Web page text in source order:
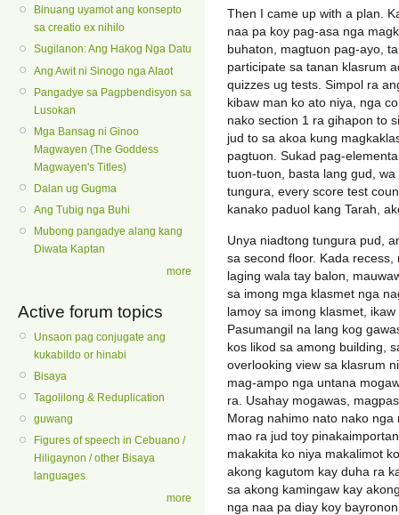
Binuang uyamot ang konsepto
sa creatio ex nihilo
Sugilanon: Ang Hakog Nga Datu
Ang Awit ni Sinogo nga Alaot
Pangadye sa Pagpbendisyon sa
Lusokan
Mga Bansag ni Ginoo
Magwayen (The Goddess
Magwayen's Titles)
Dalan ug Gugma
Ang Tubig nga Buhi
Mubong pangadye alang kang
Diwata Kaptan
more
Active forum topics
Unsaon pag conjugate ang
kukabildo or hinabi
Bisaya
Tagolilong & Reduplication
guwang
Figures of speech in Cebuano /
Hiligaynon / other Bisaya
languages
more
Then I came up with a plan.
naa pa koy pag-asa nga
buhaton, magtuon pag-ayo,
participate sa tanan klasrum
quizzes ug tests. Simpol ra
kibaw man ko ato niya, nga
nako section 1 ra gihapon to
jud to sa akoa kung
pagtuon. Sukad pag-
tuon-tuon, basta lang gud,
tungura, every score test
kanako paduol kang Tarah,
Unya niadtong tungura pud,
sa second floor. Kada
laging wala tay balon,
sa imong mga klasmet nga
lamoy sa imong klasmet,
Pasumangil na lang kog
kos likod sa among building,
overlooking view sa klasrum
mag-ampo nga untana
ra. Usahay mogawas,
Morag nahimo nato nako
mao ra jud toy
makakita ko niya makalimot
akong kagutom kay duha ra
sa akong kamingaw kay
nga naa pa diay koy